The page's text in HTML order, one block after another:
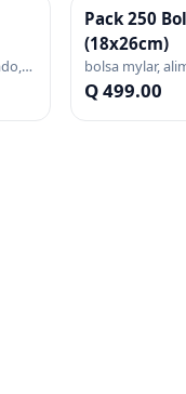
Pack 250
(18x26cm)
bolsa mylar,
vacio,
Q 499.00